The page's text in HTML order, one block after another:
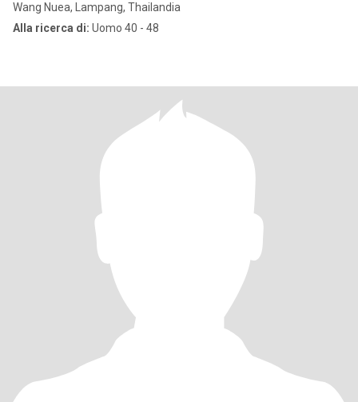
Wang Nuea, Lampang, Thailandia
Alla ricerca di: Uomo 40 - 48